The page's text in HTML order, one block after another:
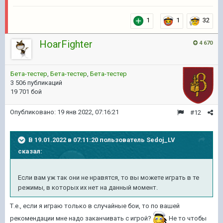
1 1 32
4 670
HoarFighter
Бета-тестер, Бета-тестер, Бета-тестер
3 506 публикаций
19 701 бой
#12
Опубликовано: 19 янв 2022, 07:16:21
В 19.01.2022 в 07:11:20 пользователь Sedoj_LV
сказал:
Если вам уж так они не нравятся, то вы можете играть в те
режимы, в которых их нет на данный момент.
Т.е., если я играю только в случайные бои, то по вашей
рекомендации мне надо заканчивать с игрой?
Не то чтобы